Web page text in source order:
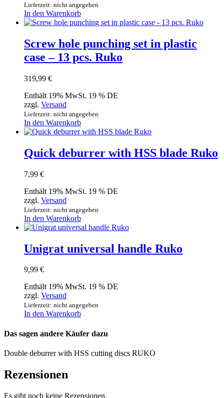
Lieferzeit: nicht angegeben
In den Warenkorb
Screw hole punching set in plastic
case – 13 pcs. Ruko
319,99 €
Enthält 19% MwSt. 19 % DE
zzgl. Versand
Lieferzeit: nicht angegeben
In den Warenkorb
Quick deburrer with HSS blade Ruko
7,99 €
Enthält 19% MwSt. 19 % DE
zzgl. Versand
Lieferzeit: nicht angegeben
In den Warenkorb
Unigrat universal handle Ruko
9,99 €
Enthält 19% MwSt. 19 % DE
zzgl. Versand
Lieferzeit: nicht angegeben
In den Warenkorb
Das sagen andere Käufer dazu
Double deburrer with HSS cutting discs RUKO
Rezensionen
Es gibt noch keine Rezensionen.